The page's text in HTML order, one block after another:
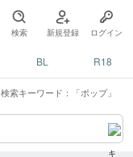
検索 新規登録 ログイン
BL R18
検索キーワード：「ポップ」